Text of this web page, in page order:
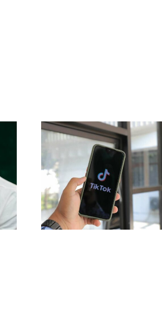
Maximizar el
Herramientas
efectivas de
publicación cruzada
para 2024